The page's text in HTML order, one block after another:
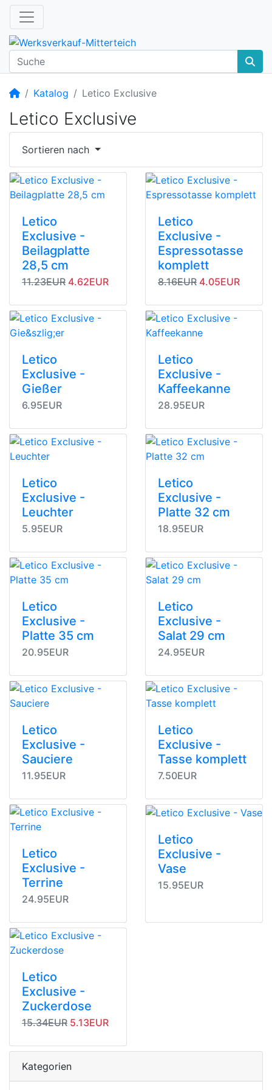
Startseite
Katalog Letico Exclusive
Letico Exclusive
Sortieren nach
Letico
Exclusive -
Beilagplatte
28,5 cm
Originalpreis
11.23EUR Angebotspreis
4.62EUR
Letico
Exclusive -
Espressotasse
komplett
Originalpreis
8.16EUR Angebotspreis
4.05EUR
Letico
Exclusive -
Gießer
6.95EUR
Letico
Exclusive -
Kaffeekanne
28.95EUR
Letico
Exclusive -
Leuchter
5.95EUR
Letico
Exclusive -
Platte 32 cm
18.95EUR
Letico
Exclusive -
Platte 35 cm
20.95EUR
Letico
Exclusive -
Salat 29 cm
24.95EUR
Letico
Exclusive -
Sauciere
11.95EUR
Letico
Exclusive -
Tasse komplett
7.50EUR
Letico
Exclusive -
Terrine
24.95EUR
Letico
Exclusive -
Vase
15.95EUR
Letico
Exclusive -
Zuckerdose
Originalpreis
15.34EUR Angebotspreis
5.13EUR
Kategorien